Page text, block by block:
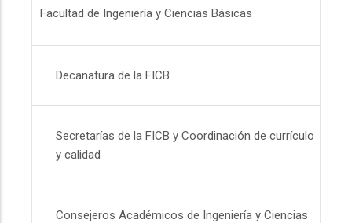
Facultad de Ingeniería y Ciencias Básicas
Decanatura de la FICB
Secretarías de la FICB y Coordinación de currículo
y calidad
Consejeros Académicos de Ingeniería y Ciencias